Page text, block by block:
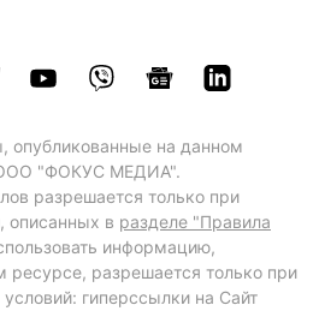
опубликованные на данном
ООО "ФОКУС МЕДИА".
разрешается только при
описанных в разделе "Правила
информацию,
разрешается только при
гиперссылки на Сайт